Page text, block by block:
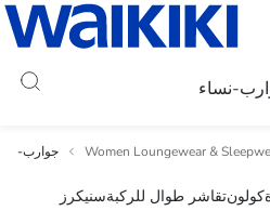
نساء
Women Loungewear & جوارب-
كولونتقاشر طوال للركبةسنيكرز